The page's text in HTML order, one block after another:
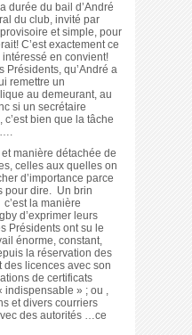
durée du bail d’André
du club, invité par
et simple, pour
C’est exactement ce
intéressé en convient!
Présidents, qu’André a
remettre un
au demeurant, au
si un secrétaire
bien que la tâche
et manière détachée de
celles aux quelles on
d’importance parce
pour dire. Un brin
la manière
d’exprimer leurs
Présidents ont su le
énorme, constant,
la réservation des
des licences avec son
de certificats
» ; ou ,
et divers courriers
des autorités …ce